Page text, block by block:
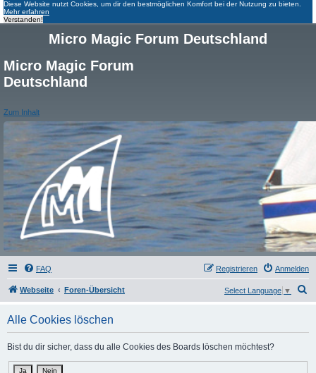
Diese Website nutzt Cookies, um dir den bestmöglichen Komfort bei der Nutzung zu bieten.
Mehr erfahren
Verstanden!
Micro Magic Forum Deutschland
Micro Magic Forum
Deutschland
Zum Inhalt
FAQ Anmelden
Registrieren
Webseite Foren-Übersicht Select Language ▼
Alle Cookies löschen
Bist du dir sicher, dass du alle Cookies des Boards löschen möchtest?